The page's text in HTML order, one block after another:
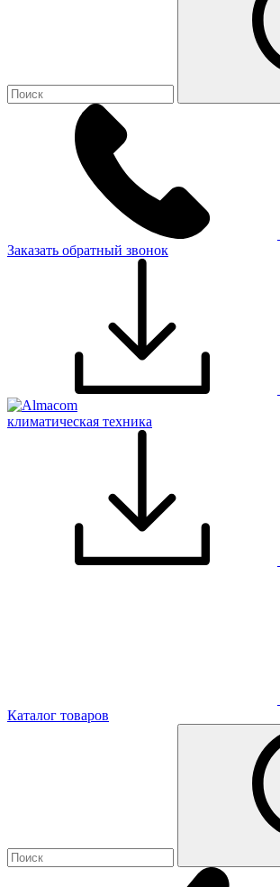
Заказать обратный звонок
климатическая техника
Каталог товаров